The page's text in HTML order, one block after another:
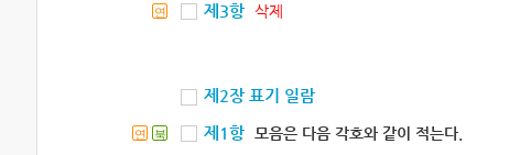
연 제3항 삭제
제2장 표기 일람
연 북 제1항 모음은 다음 각호와 같이 적는다.